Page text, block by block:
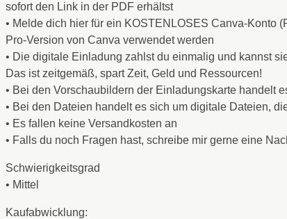
sofort den Link in der PDF erhältst
• Melde dich hier für ein KOSTENLOSES Canva-Konto
Pro-Version von Canva verwendet werden
• Die digitale Einladung zahlst du einmalig und kannst
Das ist zeitgemäß, spart Zeit, Geld und Ressourcen!
• Bei den Vorschaubildern der Einladungskarte handelt
• Bei den Dateien handelt es sich um digitale Dateien,
• Es fallen keine Versandkosten an
• Falls du noch Fragen hast, schreibe mir gerne eine
Schwierigkeitsgrad
• Mittel
Kaufabwicklung: